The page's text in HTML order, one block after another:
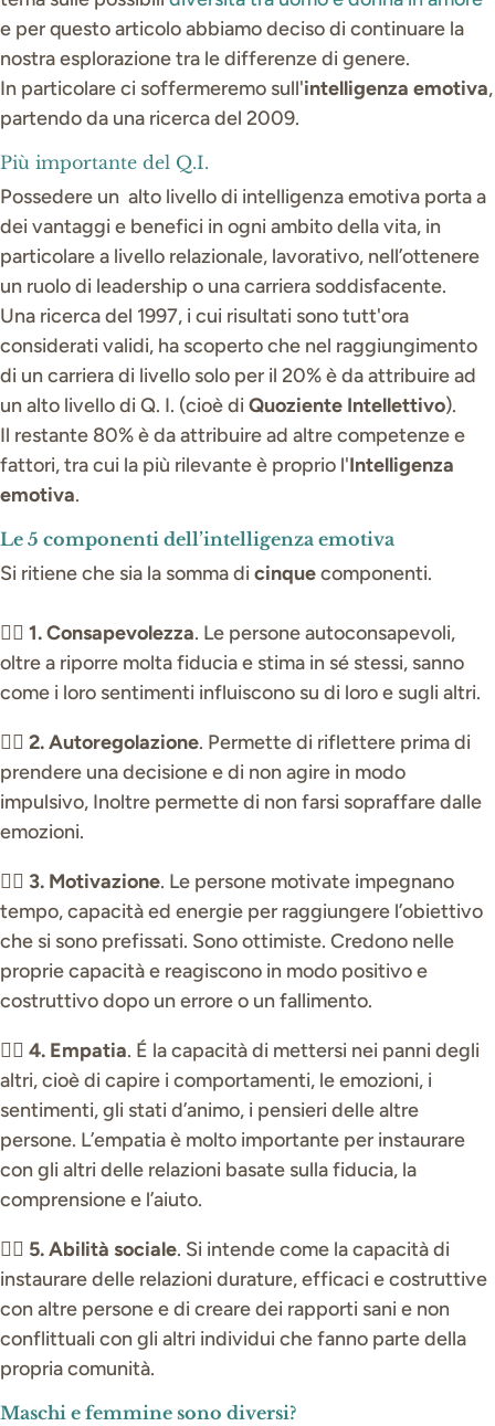
e per questo articolo abbiamo deciso di continuare la
nostra esplorazione tra le differenze di genere.
In particolare ci soffermeremo sull'intelligenza emotiva,
partendo da una ricerca del 2009.
Più importante del Q.I.
Possedere un alto livello di intelligenza emotiva porta a
dei vantaggi e benefici in ogni ambito della vita, in
particolare a livello relazionale, lavorativo, nell’ottenere
un ruolo di leadership o una carriera soddisfacente.
Una ricerca del 1997, i cui risultati sono tutt'ora
considerati validi, ha scoperto che nel raggiungimento
di un carriera di livello solo per il 20% è da attribuire ad
un alto livello di Q. I. (cioè di Quoziente Intellettivo).
Il restante 80% è da attribuire ad altre competenze e
fattori, tra cui la più rilevante è proprio l'Intelligenza
emotiva.
Le 5 componenti dell’intelligenza emotiva
Si ritiene che sia la somma di cinquecomponenti.
👉🏼 1. Consapevolezza. Le persone autoconsapevoli,
oltre a riporre molta fiducia e stima in sé stessi, sanno
come i loro sentimenti influiscono su di loro e sugli altri.
👉🏼 2. Autoregolazione. Permette di riflettere prima di
prendere una decisione e di non agire in modo
impulsivo, Inoltre permette di non farsi sopraffare dalle
emozioni.
👉🏼 3. Motivazione. Le persone motivate impegnano
tempo, capacità ed energie per raggiungere l’obiettivo
che si sono prefissati. Sono ottimiste. Credono nelle
proprie capacità e reagiscono in modo positivo e
costruttivo dopo un errore o un fallimento.
👉🏼 4. Empatia. É la capacità di mettersi nei panni degli
altri, cioè di capire i comportamenti, le emozioni, i
sentimenti, gli stati d’animo, i pensieri delle altre
persone. L’empatia è molto importante per instaurare
con gli altri delle relazioni basate sulla fiducia, la
comprensione e l’aiuto.
👉🏼 5. Abilità sociale. Si intende come la capacità di
instaurare delle relazioni durature, efficaci e costruttive
con altre persone e di creare dei rapporti sani e non
conflittuali con gli altri individui che fanno parte della
propria comunità.
Maschi e femmine sono diversi?